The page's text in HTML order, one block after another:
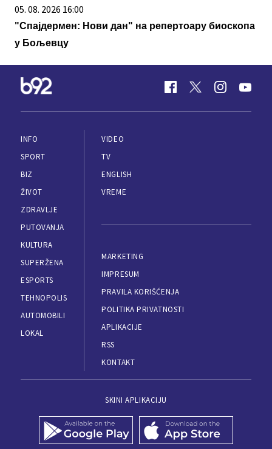
05. 08. 2026 16:00
"Спајдермен: Нови дан" на репертоару биоскопа
у Бољевцу
INFO
SPORT
BIZ
ŽIVOT
ZDRAVLJE
PUTOVANJA
KULTURA
SUPERŽENA
ESPORTS
TEHNOPOLIS
AUTOMOBILI
LOKAL
VIDEO
TV
ENGLISH
VREME
MARKETING
IMPRESUM
PRAVILA KORIŠĆENJA
POLITIKA PRIVATNOSTI
APLIKACIJE
RSS
KONTAKT
SKINI APLIKACIJU